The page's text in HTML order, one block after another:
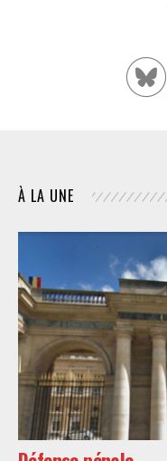
À LA UNE